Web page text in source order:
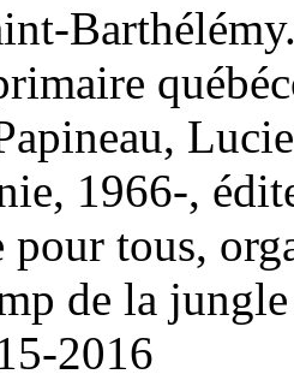
1966-,
pour tous,
de la
2016